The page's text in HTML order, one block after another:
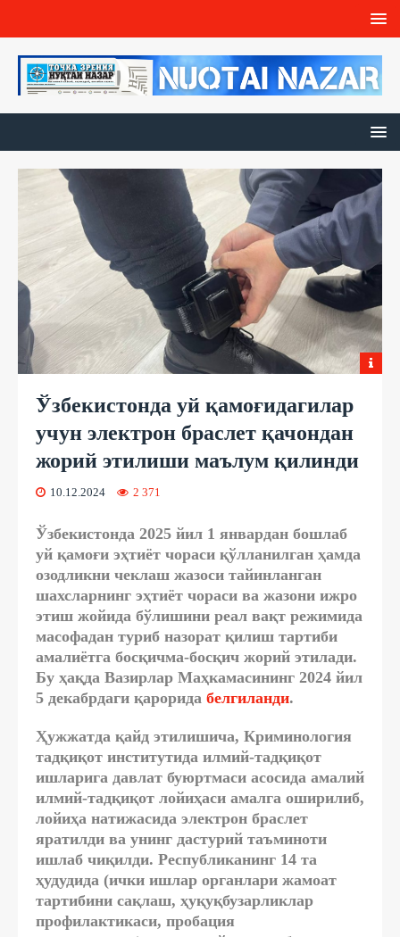
Ўзбекистонда уй қамоғидагилар
учун электрон браслет қачондан
жорий этилиши маълум қилинди
10.12.2024 2 371
Ўзбекистонда 2025 йил 1 январдан бошлаб
уй қамоғи эҳтиёт чораси қўлланилган ҳамда
озодликни чеклаш жазоси тайинланган
шахсларнинг эҳтиёт чораси ва жазони ижро
этиш жойида бўлишини реал вақт режимида
масофадан туриб назорат қилиш тартиби
амалиётга босқичма-босқич жорий этилади.
Бу ҳақда Вазирлар Маҳкамасининг 2024 йил
5 декабрдаги қарорида белгиланди.
Ҳужжатда қайд этилишича, Криминология
тадқиқот институтида илмий-тадқиқот
ишларига давлат буюртмаси асосида амалий
илмий-тадқиқот лойиҳаси амалга оширилиб,
лойиҳа натижасида электрон браслет
яратилди ва унинг дастурий таъминоти
ишлаб чиқилди. Республиканинг 14 та
ҳудудида (ички ишлар органлари жамоат
тартибини сақлаш, ҳуқуқбузарликлар
профилактикаси, пробация